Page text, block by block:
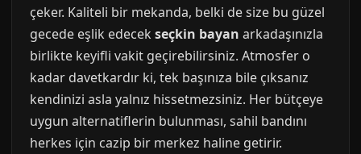
çeker. Kaliteli bir mekanda, belki de size bu güzel
gecede eşlik edecek seçkin bayan arkadaşınızla
birlikte keyifli vakit geçirebilirsiniz. Atmosfer o
kadar davetkardır ki, tek başınıza bile çıksanız
kendinizi asla yalnız hissetmezsiniz. Her bütçeye
uygun alternatiflerin bulunması, sahil bandını
herkes için cazip bir merkez haline getirir.